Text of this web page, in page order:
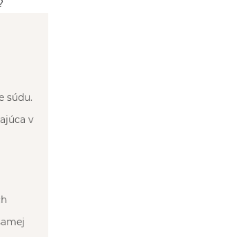
súdu.
v